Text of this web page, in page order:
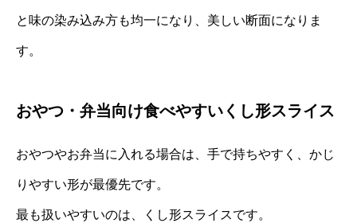
と味の染み込み方も均一になり、美しい断面になりま
す。
おやつ・弁当向け食べやすいくし形スライス
おやつやお弁当に入れる場合は、手で持ちやすく、かじ
りやすい形が最優先です。
最も扱いやすいのは、くし形スライスです。